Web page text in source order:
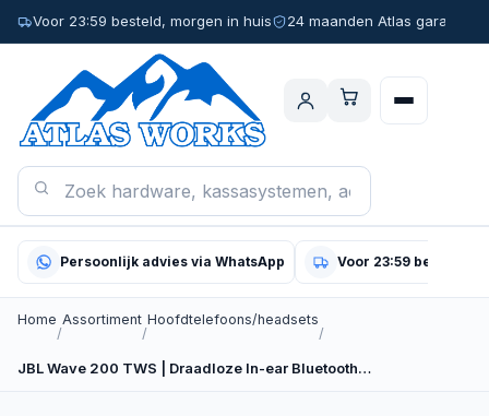
Voor 23:59 besteld, morgen in huis 24 maanden Atlas garantie
Persoonlijk advies via WhatsApp Voor 23:59 besteld,
Home
/
Assortiment
/
Hoofdtelefoons/headsets
/
JBL Wave 200 TWS | Draadloze In-ear Bluetooth…